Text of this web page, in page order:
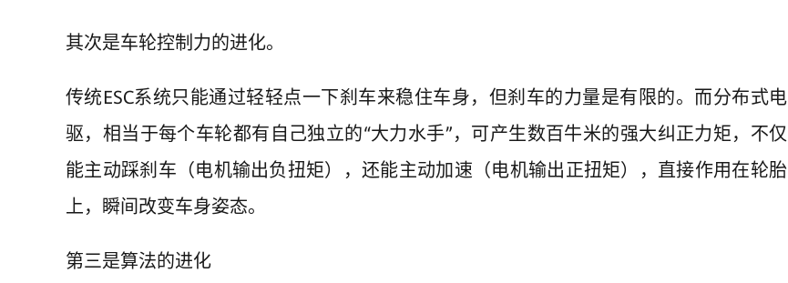
其次是车轮控制力的进化。
传统ESC系统只能通过轻轻点一下刹车来稳住车身，但刹车的力量是有限的。而分布式电
驱，相当于每个车轮都有自己独立的“大力水手”，可产生数百牛米的强大纠正力矩，不仅
能主动踩刹车（电机输出负扭矩），还能主动加速（电机输出正扭矩），直接作用在轮胎
上，瞬间改变车身姿态。
第三是算法的进化